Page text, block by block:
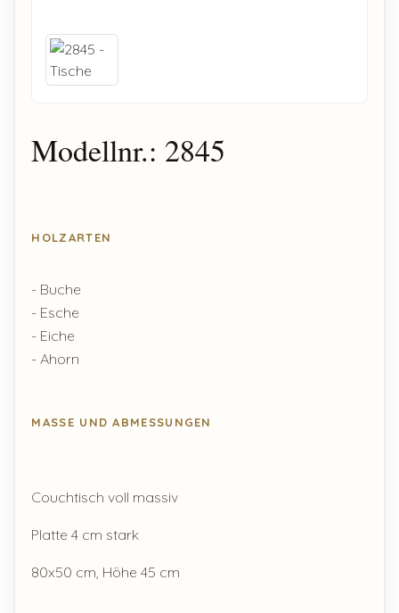
Modellnr.: 2845
HOLZARTEN
- Buche
- Esche
- Eiche
- Ahorn
MASSE UND ABMESSUNGEN
Couchtisch voll massiv
Platte 4 cm stark
80x50 cm, Höhe 45 cm